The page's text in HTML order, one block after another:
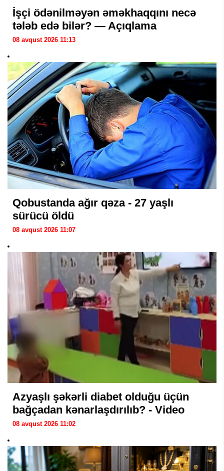
İşçi ödənilməyən əməkhaqqını necə
tələb edə bilər? — Açıqlama
08 avqust 2026 11:13
Qobustanda ağır qəza - 27 yaşlı
sürücü öldü
08 avqust 2026 11:07
Azyaşlı şəkərli diabet olduğu üçün
bağçadan kənarlaşdırılıb? - Video
08 avqust 2026 11:02